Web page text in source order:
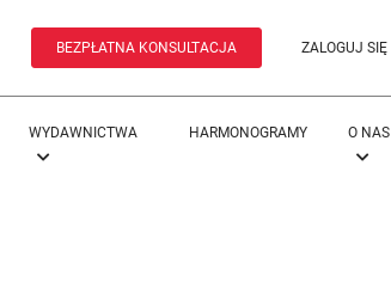
BEZPŁATNA KONSULTACJA ZALOGUJ SIĘ
WYDAWNICTWA HARMONOGRAMY O NAS